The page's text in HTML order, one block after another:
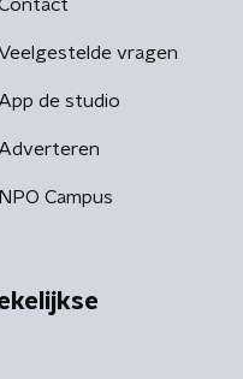
vragen
App de studio
Adverteren
NPO Campus